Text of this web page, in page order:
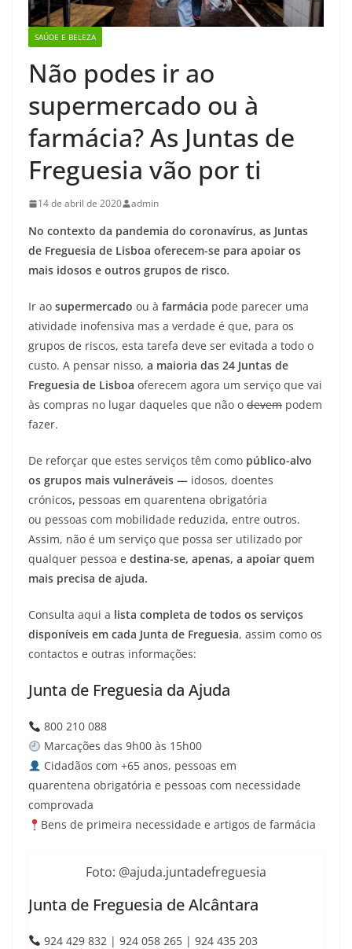
SAÚDE E BELEZA
Não podes ir ao
supermercado ou à
farmácia? As Juntas de
Freguesia vão por ti
14 de abril de 2020 admin
No contexto da pandemia do coronavírus, as Juntas
de Freguesia de Lisboa oferecem-se para apoiar os
mais idosos e outros grupos de risco.
Ir ao supermercado ou à farmácia pode parecer uma
atividade inofensiva mas a verdade é que, para os
grupos de riscos, esta tarefa deve ser evitada a todo o
custo. A pensar nisso, a maioria das 24 Juntas de
Freguesia de Lisboa oferecem agora um serviço que vai
às compras no lugar daqueles que não o devem podem
fazer.
De reforçar que estes serviços têm como público-alvo
os grupos mais vulneráveis — idosos, doentes
crónicos, pessoas em quarentena obrigatória
ou pessoas com mobilidade reduzida, entre outros.
Assim, não é um serviço que possa ser utilizado por
qualquer pessoa e destina-se, apenas, a apoiar quem
mais precisa de ajuda.
Consulta aqui a lista completa de todos os serviços
disponíveis em cada Junta de Freguesia, assim como os
contactos e outras informações:
Junta de Freguesia da Ajuda
800 210 088
Marcações das 9h00 às 15h00
Cidadãos com +65 anos, pessoas em
quarentena obrigatória e pessoas com necessidade
comprovada
Bens de primeira necessidade e artigos de farmácia
Foto: @ajuda.juntadefreguesia
Junta de Freguesia de Alcântara
924 429 832 | 924 058 265 | 924 435 203